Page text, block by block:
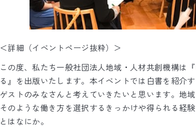
＜詳細（イベントページ抜粋）＞
この度、私たち一般社団法人地域・人材共創機構は
る』を出版いたします。本イベントでは白書を紹介
ゲストのみなさんと考えていきたいと思います。地
そのような働き方を選択するきっかけや得られる経
とはなにか。